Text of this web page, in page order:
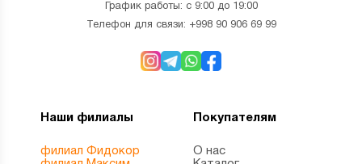
График работы: с 9:00 до 19:00
Телефон для связи: +998 90 906 69 99
Наши филиалы
филиал Фидокор
Покупателям
О нас